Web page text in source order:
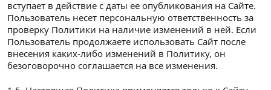
вступает в действие с даты ее опубликования на Сайте.
Пользователь несет персональную ответственность за
проверку Политики на наличие изменений в ней. Если
Пользователь продолжаете использовать Сайт после
внесения каких-либо изменений в Политику, он
безоговорочно соглашается на все изменения.